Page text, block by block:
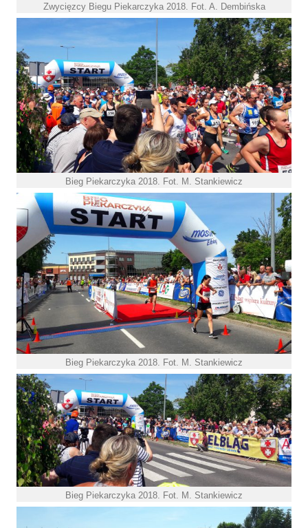
Zwycięzcy Biegu Piekarczyka 2018. Fot. A. Dembińska
Bieg Piekarczyka 2018. Fot. M. Stankiewicz
Bieg Piekarczyka 2018. Fot. M. Stankiewicz
Bieg Piekarczyka 2018. Fot. M. Stankiewicz